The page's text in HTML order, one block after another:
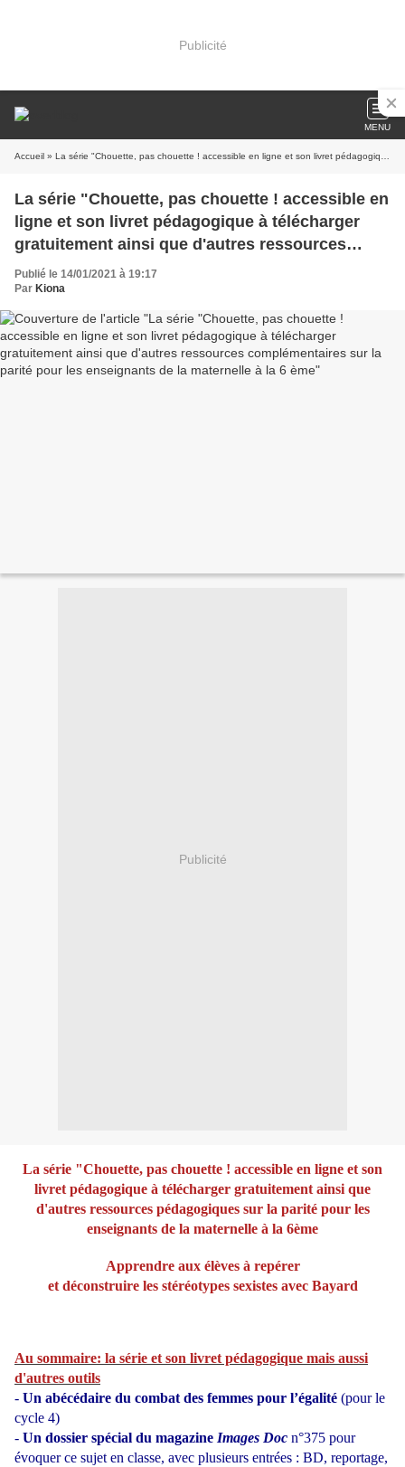
Publicité
MENU
Accueil » La série "Chouette, pas chouette ! accessible en ligne et son livret pédagogique à télécharger gratuitement ainsi que d'autres ressources complémentaires sur la parité pour les enseignants de la maternelle à la 6 ème
La série "Chouette, pas chouette ! accessible en
ligne et son livret pédagogique à télécharger
gratuitement ainsi que d'autres ressources
complémentaires sur la parité pour les
enseignants de la maternelle à la 6 ème
Publié le 14/01/2021 à 19:17
Par Kiona
Publicité
La série "Chouette, pas chouette ! accessible en ligne et son
livret pédagogique à télécharger gratuitement ainsi que
d'autres ressources pédagogiques sur la parité pour les
enseignants de la maternelle à la 6ème
Apprendre aux élèves à repérer
et déconstruire les stéréotypes sexistes avec Bayard
Au sommaire: la série et son livret pédagogique mais aussi
d'autres outils
- Un abécédaire du combat des femmes pour l’égalité (pour le
cycle 4)
- Un dossier spécial du magazine Images Doc n°375 pour
évoquer ce sujet en classe, avec plusieurs entrées : BD, reportage,